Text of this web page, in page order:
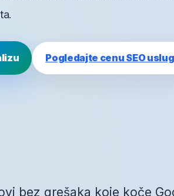
Pogledajte cenu SEO
bez grešaka koje koče